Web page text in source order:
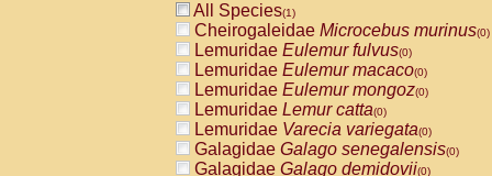
All Species(1)
Cheirogaleidae Microcebus murinus(0)
Lemuridae Eulemur fulvus(0)
Lemuridae Eulemur macaco(0)
Lemuridae Eulemur mongoz(0)
Lemuridae Lemur catta(0)
Lemuridae Varecia variegata(0)
Galagidae Galago senegalensis(0)
Galagidae Galago demidovii(0)